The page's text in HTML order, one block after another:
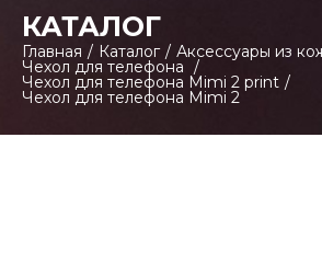
КАТАЛОГ
Главная / Каталог / Аксессуары из
Чехол для телефона /
Чехол для телефона Mimi 2 print /
Чехол для телефона Mimi 2